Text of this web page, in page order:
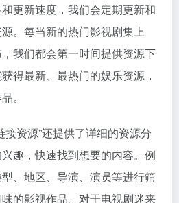
更新速度，我们会定期更新和
。每当新的热门影视剧集上
我们都会第一时间提供资源下
得最新、最热门的娱乐资源，
。
接资源”还提供了详细的资源分
趣，快速找到想要的内容。例
、地区、导演、演员等进行筛
的影视作品。对于电视剧迷来